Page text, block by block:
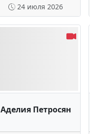
24 июля 2026
Аделия Петросян